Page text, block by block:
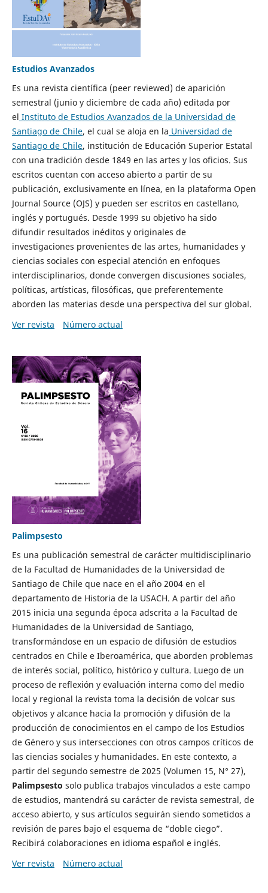
Estudios Avanzados
Es una revista científica (peer reviewed) de aparición
semestral (junio y diciembre de cada año) editada por
el Instituto de Estudios Avanzados de la Universidad de
Santiago de Chile, el cual se aloja en la Universidad de
Santiago de Chile, institución de Educación Superior Estatal
con una tradición desde 1849 en las artes y los oficios. Sus
escritos cuentan con acceso abierto a partir de su
publicación, exclusivamente en línea, en la plataforma Open
Journal Source (OJS) y pueden ser escritos en castellano,
inglés y portugués. Desde 1999 su objetivo ha sido
difundir resultados inéditos y originales de
investigaciones provenientes de las artes, humanidades y
ciencias sociales con especial atención en enfoques
interdisciplinarios, donde convergen discusiones sociales,
políticas, artísticas, filosóficas, que preferentemente
aborden las materias desde una perspectiva del sur global.
Ver revista
Número actual
Palimpsesto
Es una publicación semestral de carácter multidisciplinario
de la Facultad de Humanidades de la Universidad de
Santiago de Chile que nace en el año 2004 en el
departamento de Historia de la USACH. A partir del año
2015 inicia una segunda época adscrita a la Facultad de
Humanidades de la Universidad de Santiago,
transformándose en un espacio de difusión de estudios
centrados en Chile e Iberoamérica, que aborden problemas
de interés social, político, histórico y cultura. Luego de un
proceso de reflexión y evaluación interna como del medio
local y regional la revista toma la decisión de volcar sus
objetivos y alcance hacia la promoción y difusión de la
producción de conocimientos en el campo de los Estudios
de Género y sus intersecciones con otros campos críticos de
las ciencias sociales y humanidades. En este contexto, a
partir del segundo semestre de 2025 (Volumen 15, N° 27),
Palimpsesto solo publica trabajos vinculados a este campo
de estudios, mantendrá su carácter de revista semestral, de
acceso abierto, y sus artículos seguirán siendo sometidos a
revisión de pares bajo el esquema de “doble ciego”.
Recibirá colaboraciones en idioma español e inglés.
Ver revista
Número actual